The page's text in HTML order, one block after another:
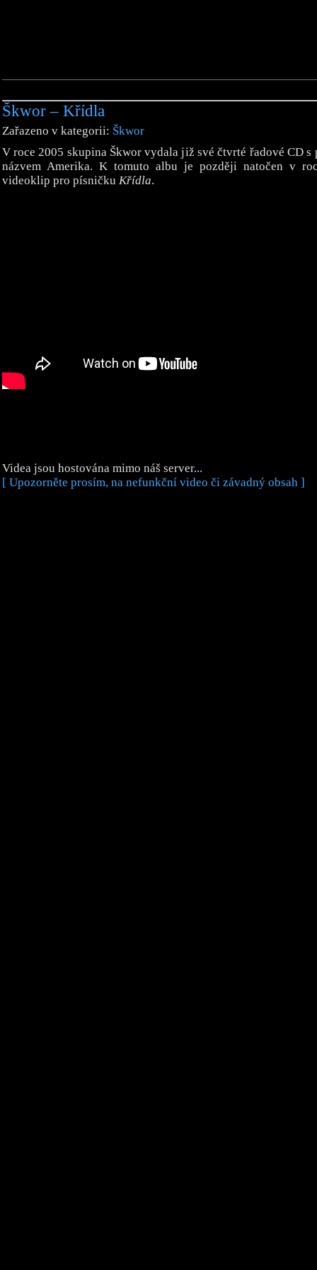
Škwor – Křídla
Zařazeno v kategorii: Škwor
V roce 2005 skupina Škwor vydala již své čtvrté řadové CD s
názvem Amerika. K tomuto albu je později natočen v
videoklip pro písničku Křídla.
Videa jsou hostována mimo náš server...
[ Upozorněte prosím, na nefunkční video či závadný obsah ]